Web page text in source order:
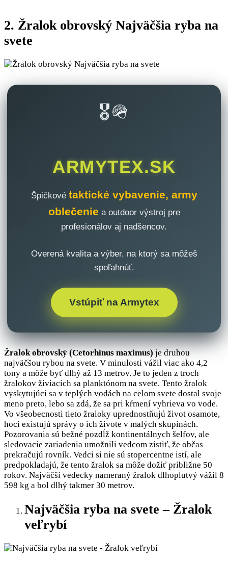
2. Žralok obrovský Najväčšia ryba na
svete
🎖️🪖
ARMYTEX.SK
Špičkové taktické vybavenie, army
oblečenie a outdoor výstroj pre
profesionálov aj nadšencov.
Overená kvalita a výber, na ktorý sa môžeš
spoľahnúť.
Vstúpiť na Armytex
Žralok obrovský (Cetorhinus maximus) je druhou
najväčšou rybou na svete. V minulosti vážil viac ako 4,2
tony a môže byť dlhý až 13 metrov. Je to jeden z troch
žralokov živiacich sa planktónom na svete. Tento žralok
vyskytujúci sa v teplých vodách na celom svete dostal svoje
meno preto, lebo sa zdá, že sa pri kŕmení vyhrieva vo vode.
Vo všeobecnosti tieto žraloky uprednostňujú život osamote,
hoci existujú správy o ich živote v malých skupinách.
Pozorovania sú bežné pozdĺž kontinentálnych šelfov, ale
sledovacie zariadenia umožnili vedcom zistiť, že občas
prekračujú rovník. Vedci si nie sú stopercentne istí, ale
predpokladajú, že tento žralok sa môže dožiť približne 50
rokov. Najväčší vedecky nameraný žralok dlhoplutvý vážil 8
598 kg a bol dlhý takmer 30 metrov.
Najväčšia ryba na svete – Žralok
veľrybí